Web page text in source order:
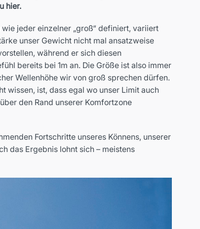
hier.
jeder einzelner „groß“ definiert, variiert
unser Gewicht nicht mal ansatzweise
während er sich diesen
bereits bei 1m an. Die Größe ist also immer
Wellenhöhe wir von groß sprechen dürfen.
wissen, ist, dass egal wo unser Limit auch
den Rand unserer Komfortzone
Fortschritte unseres Könnens, unserer
das Ergebnis lohnt sich – meistens